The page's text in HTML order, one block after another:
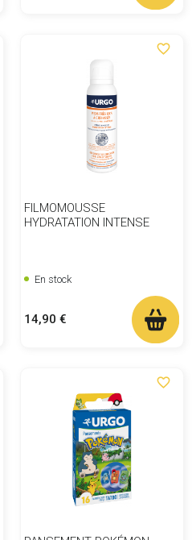
favorite_border
FILMOMOUSSE
HYDRATATION INTENSE
En stock
Prix
14,90 €
favorite_border